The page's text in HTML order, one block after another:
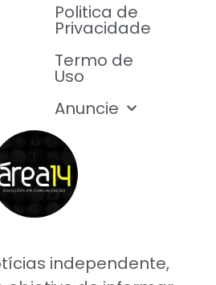
independente,
Politica de
Privacidade
Termo de
Uso
Anuncie